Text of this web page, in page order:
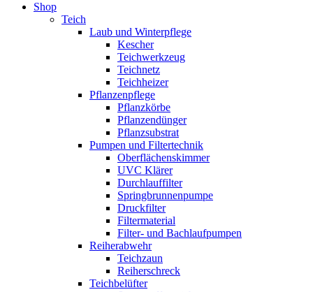
Shop
Teich
Laub und Winterpflege
Kescher
Teichwerkzeug
Teichnetz
Teichheizer
Pflanzenpflege
Pflanzkörbe
Pflanzendünger
Pflanzsubstrat
Pumpen und Filtertechnik
Oberflächenskimmer
UVC Klärer
Durchlauffilter
Springbrunnenpumpe
Druckfilter
Filtermaterial
Filter- und Bachlaufpumpen
Reiherabwehr
Teichzaun
Reiherschreck
Teichbelüfter